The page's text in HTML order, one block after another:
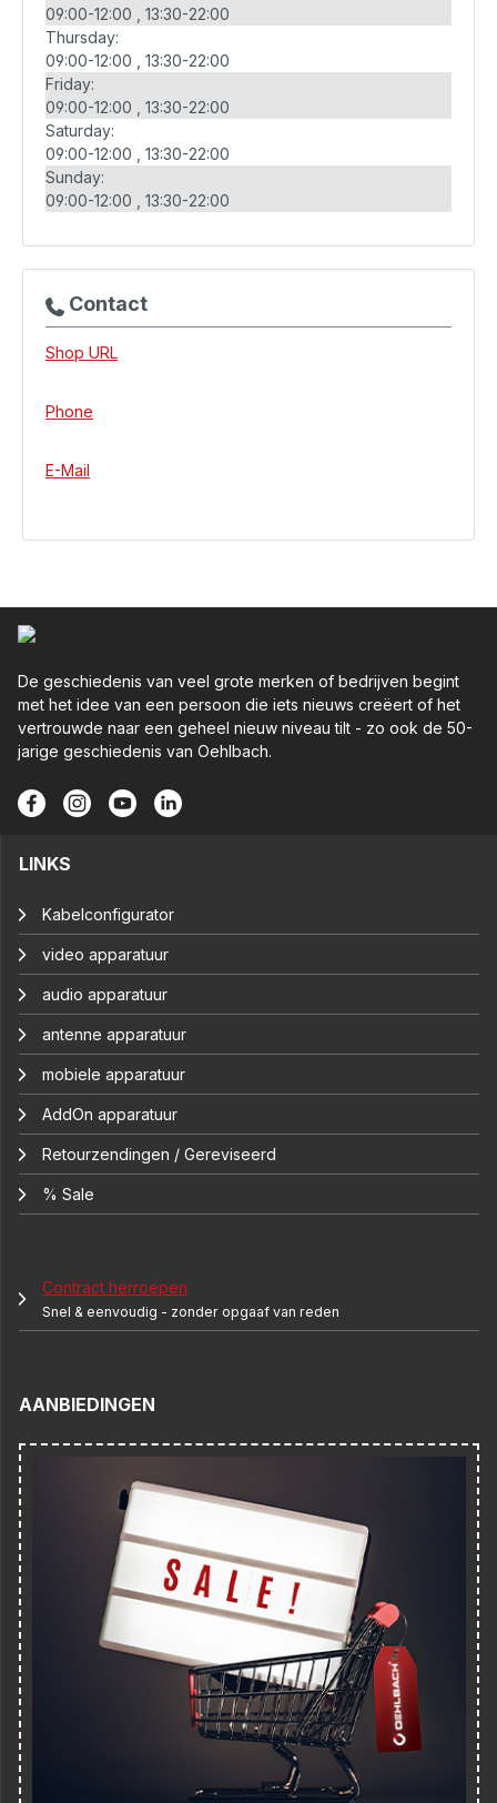
09:00-12:00
13:30-22:00
Thursday:
09:00-12:00
13:30-22:00
Friday:
09:00-12:00
13:30-22:00
Saturday:
09:00-12:00
13:30-22:00
Sunday:
09:00-12:00
13:30-22:00
Contact
Shop URL
Phone
E-Mail
De geschiedenis van veel grote merken of bedrijven begint
met het idee van een persoon die iets nieuws creëert of het
vertrouwde naar een geheel nieuw niveau tilt - zo ook de 50-
jarige geschiedenis van Oehlbach.
LINKS
Kabelconfigurator
video apparatuur
audio apparatuur
antenne apparatuur
mobiele apparatuur
AddOn apparatuur
Retourzendingen / Gereviseerd
% Sale
Contract herroepen
Snel & eenvoudig - zonder opgaaf van reden
AANBIEDINGEN